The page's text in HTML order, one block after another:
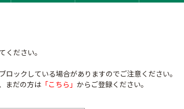
ださい。
ックしている場合がありますのでご注意ください。
まだの方は 「こちら」 からご登録ください。